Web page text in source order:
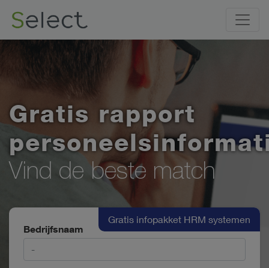
Gratis rapport
Vind de beste match
Bedrijfsnaam
Gratis infopakket HRM systemen